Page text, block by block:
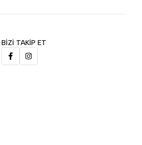
BİZİ TAKİP ET